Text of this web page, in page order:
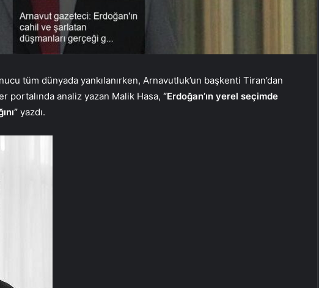
tüm dünyada yankılanırken, Arnavutluk’un başkenti Tiran’dan
portalında analiz yazan Malik Hasa, “Erdoğan’ın yerel seçimde
yazdı.